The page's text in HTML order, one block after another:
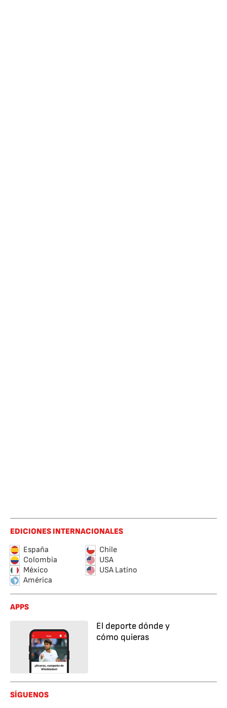
EDICIONES INTERNACIONALES
España
Chile
Colombia
USA
México
USA Latino
América
APPS
El deporte dónde y
cómo quieras
SÍGUENOS